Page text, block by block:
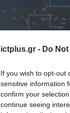
ictplus.gr - Do
If you wish to opt-out
sensitive information
confirm your
continue seeing